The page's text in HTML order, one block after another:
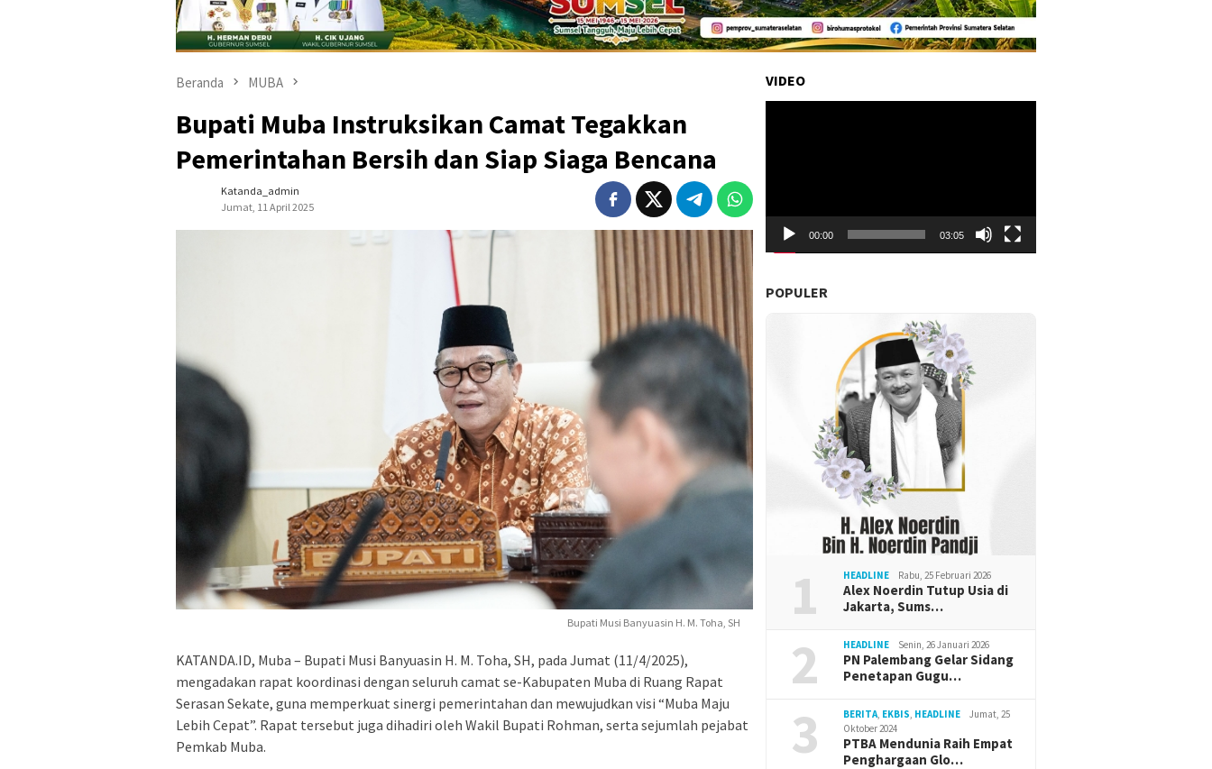
Beranda MUBA
Bupati Muba Instruksikan Camat Tegakkan
Pemerintahan Bersih dan Siap Siaga Bencana
Katanda_admin
Jumat, 11 April 2025
Bupati Musi Banyuasin H. M. Toha, SH
KATANDA.ID, Muba – Bupati Musi Banyuasin H. M. Toha, SH, pada Jumat (11/4/2025),
mengadakan rapat koordinasi dengan seluruh camat se-Kabupaten Muba di Ruang Rapat
Serasan Sekate, guna memperkuat sinergi pemerintahan dan mewujudkan visi “Muba Maju
Lebih Cepat”. Rapat tersebut juga dihadiri oleh Wakil Bupati Rohman, serta sejumlah pejabat
Pemkab Muba.
VIDEO
00:00 03:05
POPULER
1 HEADLINE Rabu, 25 Februari 2026
Alex Noerdin Tutup Usia di
Jakarta, Sums…
2 HEADLINE Senin, 26 Januari 2026
PN Palembang Gelar Sidang
Penetapan Gugu…
3 BERITA, EKBIS, HEADLINE
Jumat, 25
Oktober 2024
PTBA Mendunia Raih Empat
Penghargaan Glo…